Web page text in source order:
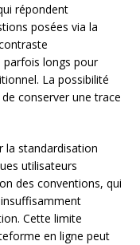
répondent
posées via la
parfois longs pour
La possibilité
conserver une trace
la standardisation
utilisateurs
des conventions, qui
Cette limite
en ligne peut